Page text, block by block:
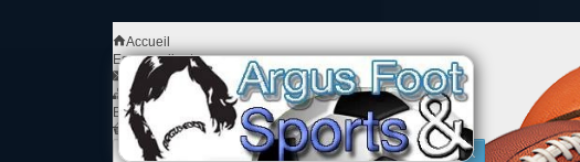
Accueil
Espace client
Contact
Plan du site
Bienvenue
Identifiez-vous
Votre compte
Votre panier 0produit0.00 €